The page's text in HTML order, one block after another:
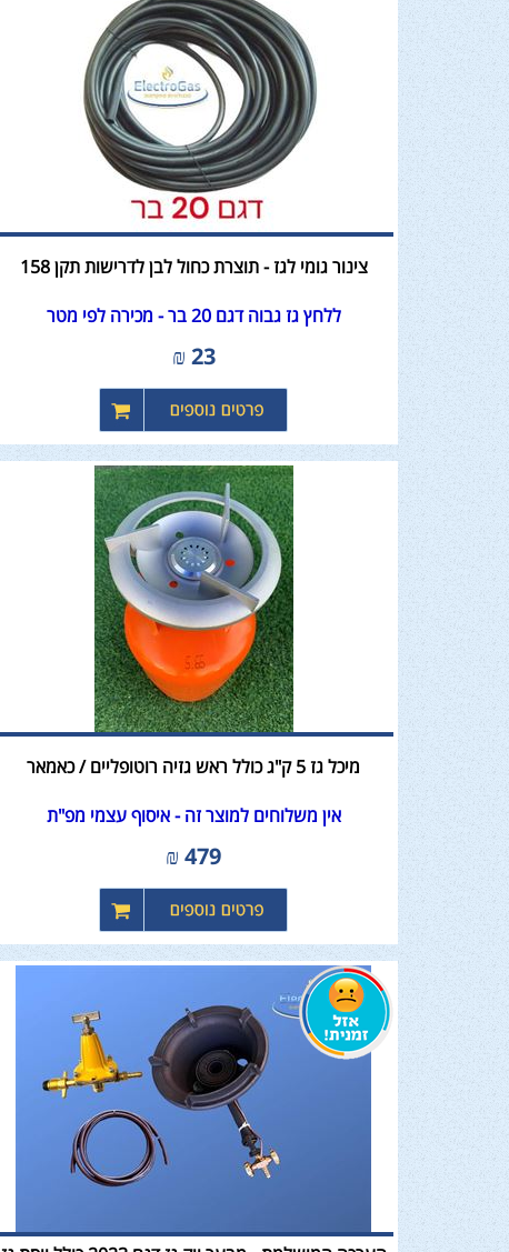
צינור גומי לגז - תוצרת כחול לבן לדרישות תקן 158
ללחץ גז גבוה דגם 20 בר - מכירה לפי מטר
23
₪
מיכל גז 5 ק"ג כולל ראש גזיה רוטופליים / כאמאר
אין משלוחים למוצר זה - איסוף עצמי מפ"ת
479
₪